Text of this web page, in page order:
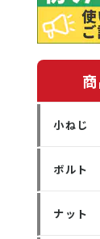
小ねじ
ボルト
ナット